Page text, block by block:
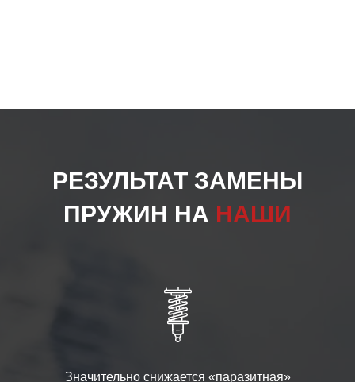
РЕЗУЛЬТАТ ЗАМЕНЫ
ПРУЖИН НА НАШИ
Значительно снижается «паразитная»